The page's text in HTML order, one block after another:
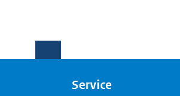
Service